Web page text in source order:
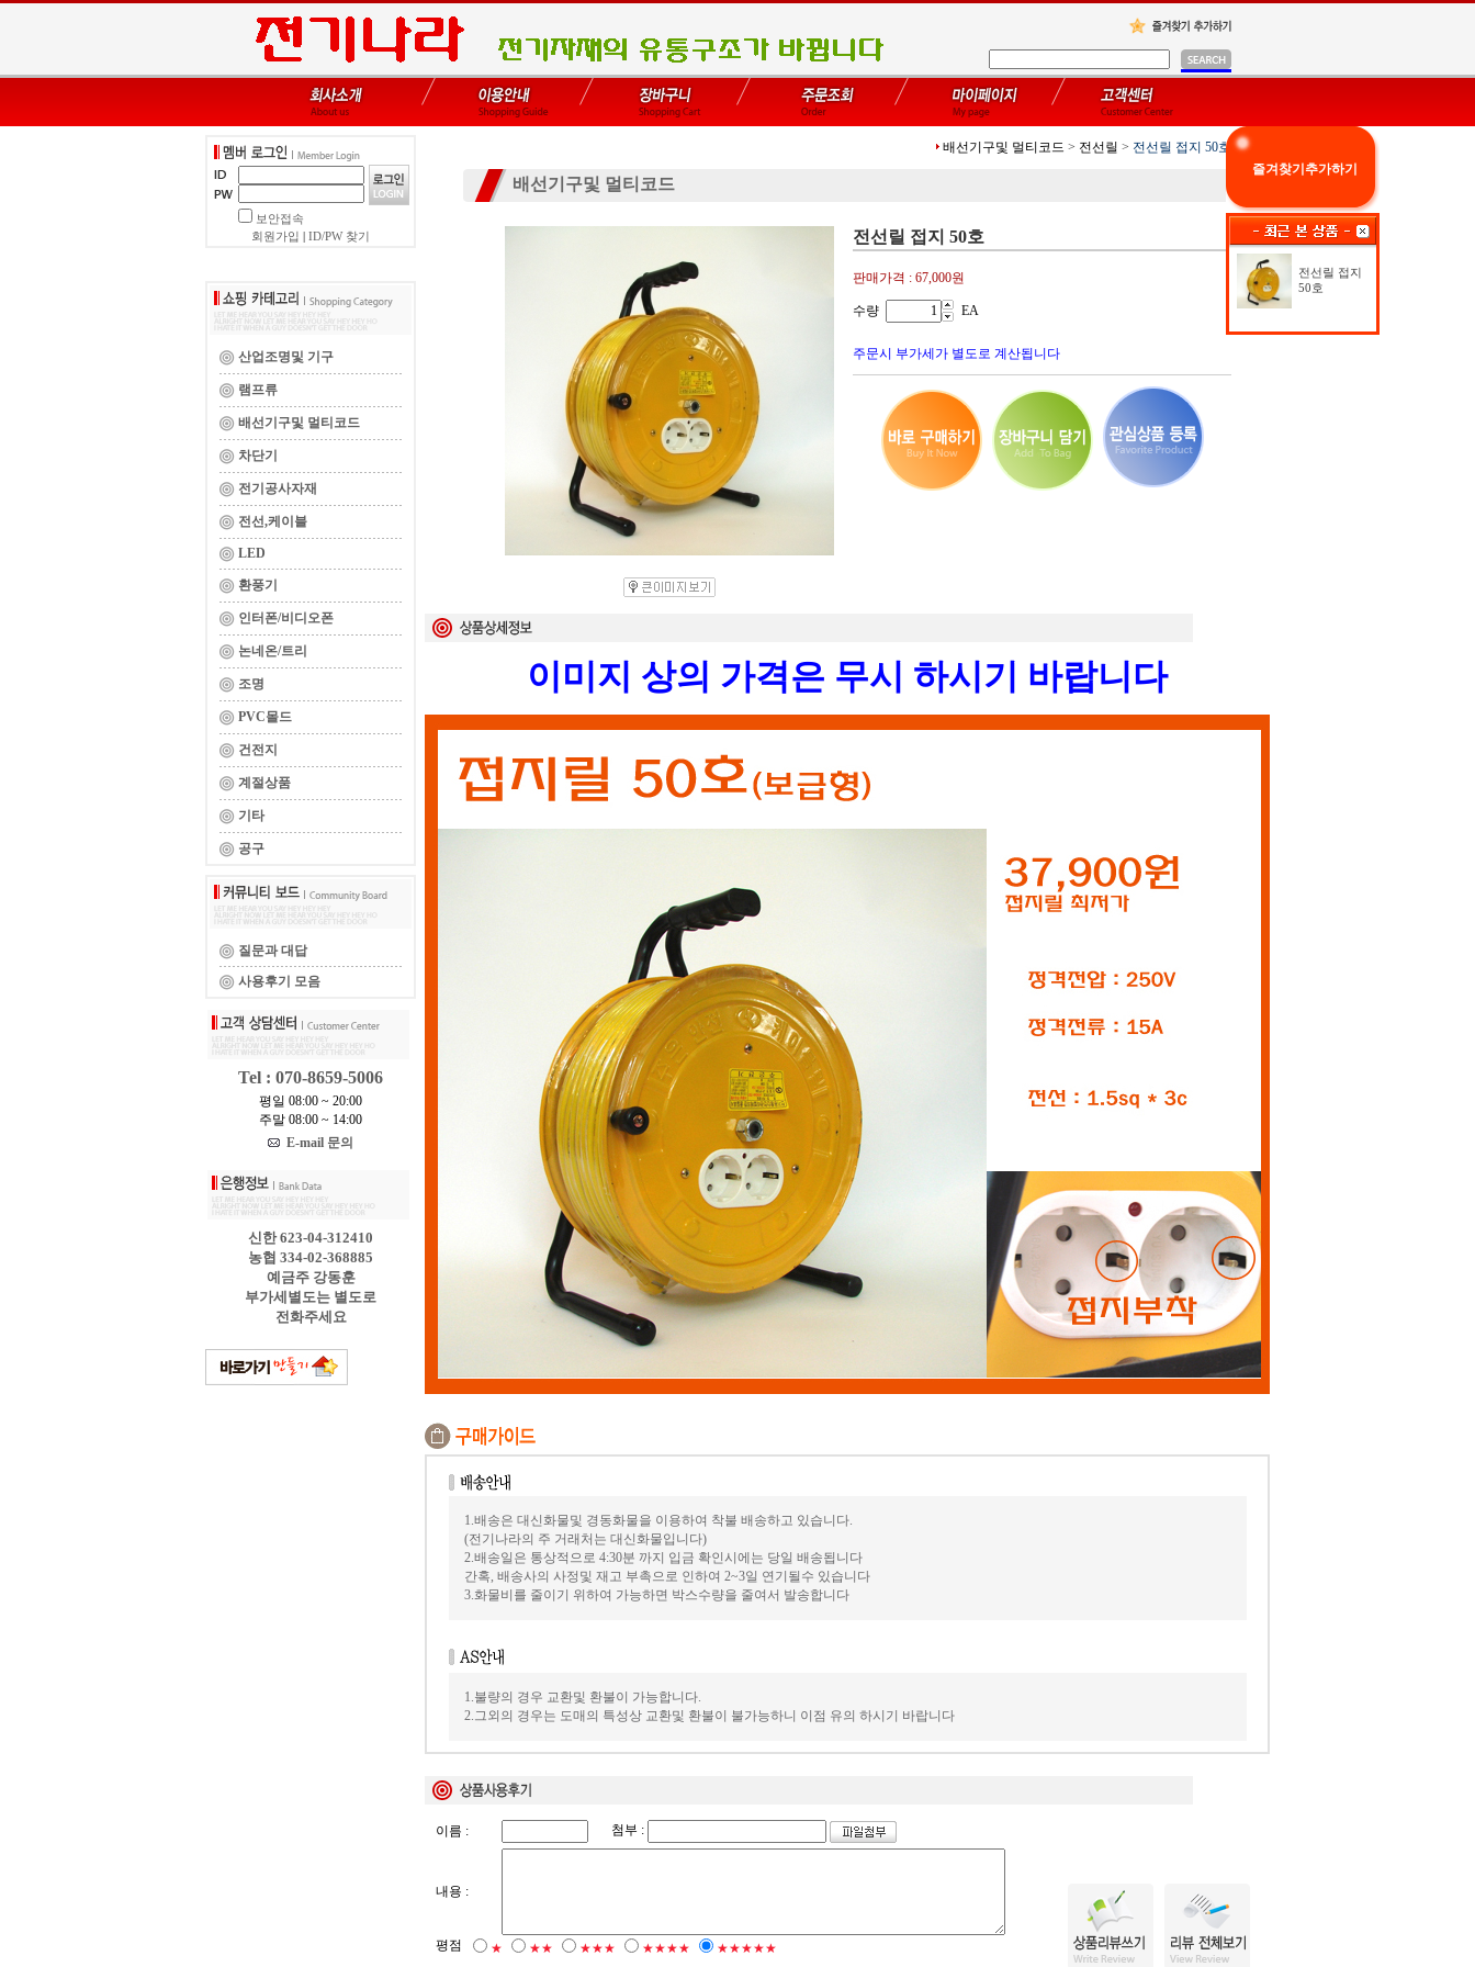
보안접속
회원가입
ID/PW 찾기
산업조명및 기구
램프류
배선기구및 멀티코드
차단기
전기공사자재
전선,케이블
LED
환풍기
인터폰/비디오폰
논네온/트리
조명
PVC몰드
건전지
계절상품
기타
공구
질문과 대답
사용후기 모음
Tel : 070-8659-5006
평일 08:00 ~ 20:00
주말 08:00 ~ 14:00
E-mail 문의
신한 623-04-312410
농협 334-02-368885
예금주 강동훈
부가세별도는 별도로
전화주세요
배선기구및 멀티코드 > 전선릴 > 전선릴 접지 50호
배선기구및 멀티코드
전선릴 접지 50호
판매가격 : 67,000원
수량 EA
주문시 부가세가 별도로 계산됩니다
이미지 상의 가격은 무시 하시기 바랍니다
1.배송은 대신화물및 경동화물을 이용하여 착불 배송하고 있습니다.
(전기나라의 주 거래처는 대신화물입니다)
2.배송일은 통상적으로 4:30분 까지 입금 확인시에는 당일 배송됩니다
간혹, 배송사의 사정및 재고 부촉으로 인하여 2~3일 연기될수 있습니다
3.화물비를 줄이기 위하여 가능하면 박스수량을 줄여서 발송합니다
1.불량의 경우 교환및 환불이 가능합니다.
2.그외의 경우는 도매의 특성상 교환및 환불이 불가능하니 이점 유의 하시기 바랍니다
이름 : 첨부 :
내용 :
평점 ★ ★★ ★★★ ★★★★ ★★★★★
즐겨찾기추가하기
전선릴 접지
50호